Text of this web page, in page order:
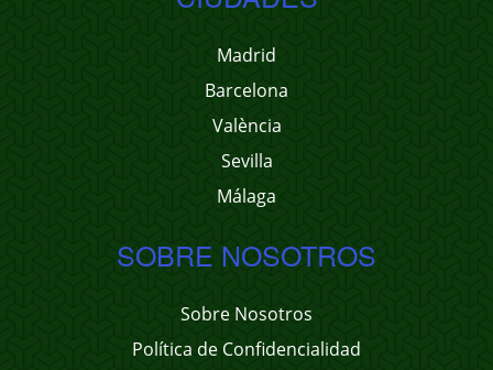
Madrid
Barcelona
València
Sevilla
Málaga
SOBRE NOSOTROS
Sobre Nosotros
Política de Confidencialidad